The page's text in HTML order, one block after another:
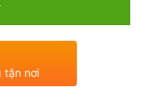
tận nơi